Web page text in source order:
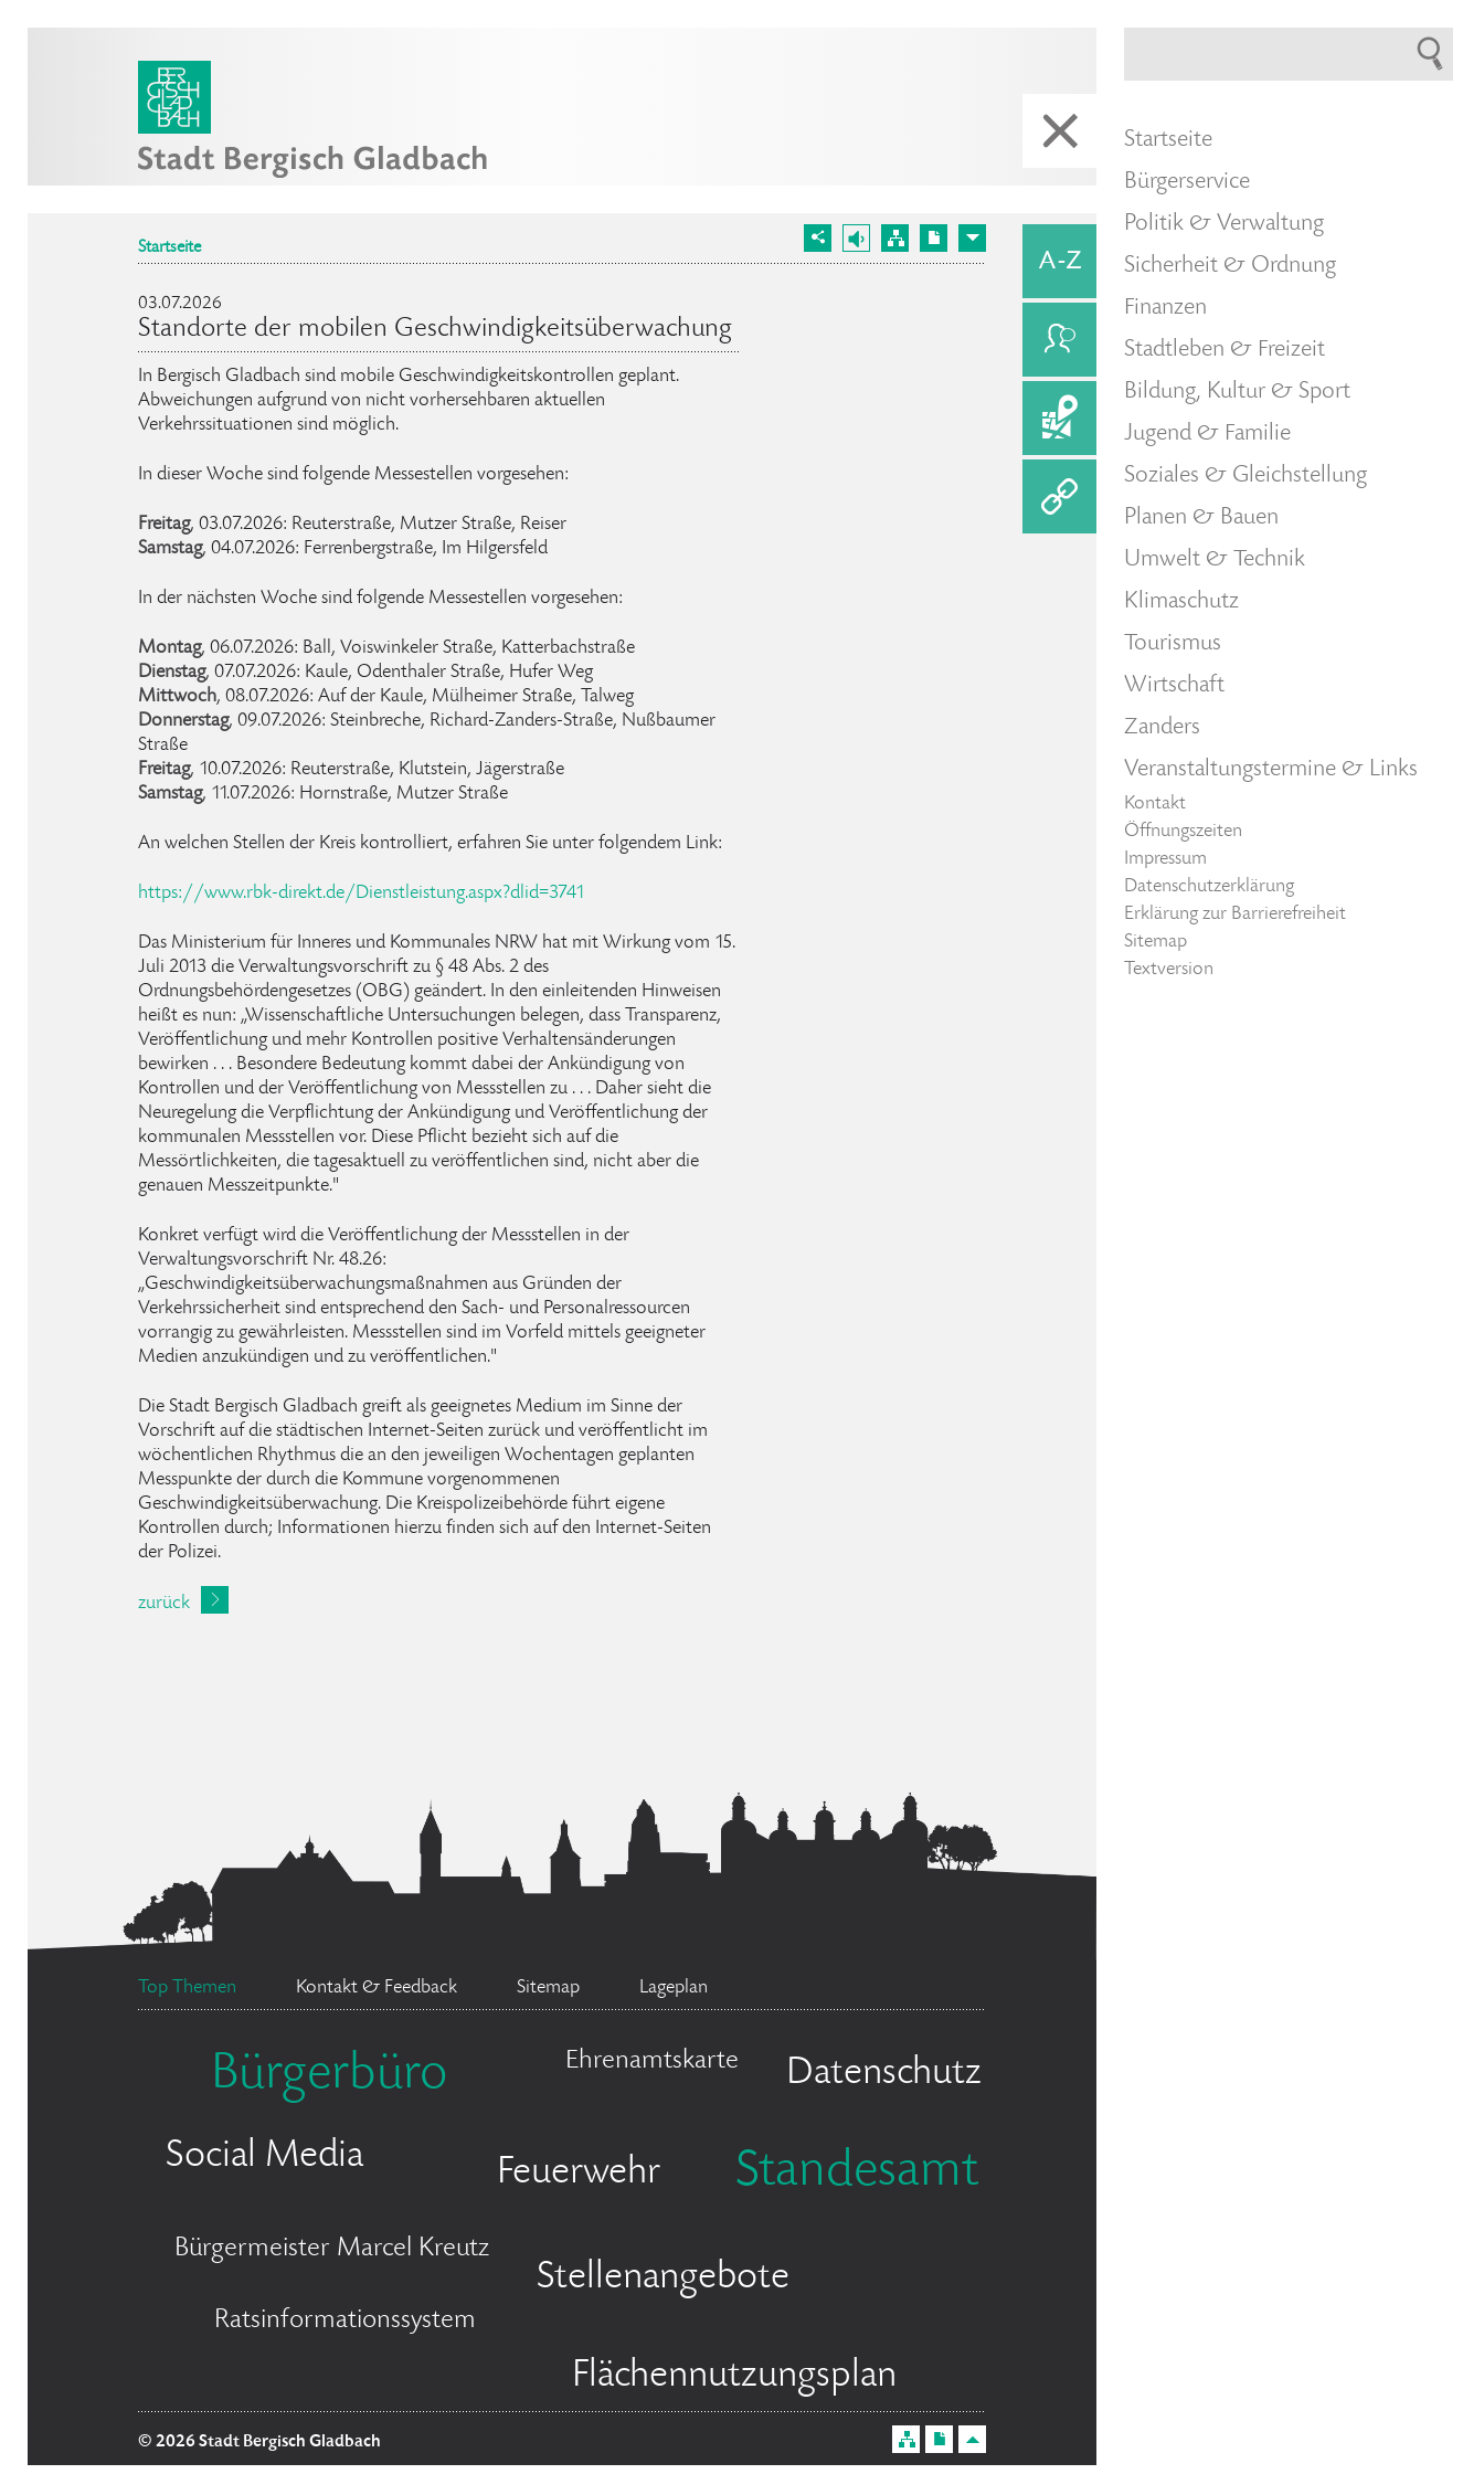
Startseite
03.07.2026
Standorte der mobilen Geschwindigkeitsüberwachung
In Bergisch Gladbach sind mobile Geschwindigkeitskontrollen geplant.
Abweichungen aufgrund von nicht vorhersehbaren aktuellen
Verkehrssituationen sind möglich.
In dieser Woche sind folgende Messestellen vorgesehen:
Freitag, 03.07.2026: Reuterstraße, Mutzer Straße, Reiser
Samstag, 04.07.2026: Ferrenbergstraße, Im Hilgersfeld
In der nächsten Woche sind folgende Messestellen vorgesehen:
Montag, 06.07.2026: Ball, Voiswinkeler Straße, Katterbachstraße
Dienstag, 07.07.2026: Kaule, Odenthaler Straße, Hufer Weg
Mittwoch, 08.07.2026: Auf der Kaule, Mülheimer Straße, Talweg
Donnerstag, 09.07.2026: Steinbreche, Richard-Zanders-Straße, Nußbaumer
Straße
Freitag, 10.07.2026: Reuterstraße, Klutstein, Jägerstraße
Samstag, 11.07.2026: Hornstraße, Mutzer Straße
An welchen Stellen der Kreis kontrolliert, erfahren Sie unter folgendem Link:
https://www.rbk-direkt.de/Dienstleistung.aspx?dlid=3741
Das Ministerium für Inneres und Kommunales NRW hat mit Wirkung vom 15.
Juli 2013 die Verwaltungsvorschrift zu § 48 Abs. 2 des
Ordnungsbehördengesetzes (OBG) geändert. In den einleitenden Hinweisen
heißt es nun: „Wissenschaftliche Untersuchungen belegen, dass Transparenz,
Veröffentlichung und mehr Kontrollen positive Verhaltensänderungen
bewirken . . . Besondere Bedeutung kommt dabei der Ankündigung von
Kontrollen und der Veröffentlichung von Messstellen zu . . . Daher sieht die
Neuregelung die Verpflichtung der Ankündigung und Veröffentlichung der
kommunalen Messstellen vor. Diese Pflicht bezieht sich auf die
Messörtlichkeiten, die tagesaktuell zu veröffentlichen sind, nicht aber die
genauen Messzeitpunkte."
Konkret verfügt wird die Veröffentlichung der Messstellen in der
Verwaltungsvorschrift Nr. 48.26:
„Geschwindigkeitsüberwachungsmaßnahmen aus Gründen der
Verkehrssicherheit sind entsprechend den Sach- und Personalressourcen
vorrangig zu gewährleisten. Messstellen sind im Vorfeld mittels geeigneter
Medien anzukündigen und zu veröffentlichen."
Die Stadt Bergisch Gladbach greift als geeignetes Medium im Sinne der
Vorschrift auf die städtischen Internet-Seiten zurück und veröffentlicht im
wöchentlichen Rhythmus die an den jeweiligen Wochentagen geplanten
Messpunkte der durch die Kommune vorgenommenen
Geschwindigkeitsüberwachung. Die Kreispolizeibehörde führt eigene
Kontrollen durch; Informationen hierzu finden sich auf den Internet-Seiten
der Polizei.
zurück
Top Themen Kontakt & Feedback Sitemap Lageplan
Bürgerbüro Ehrenamtskarte Datenschutz
Social Media Feuerwehr Standesamt
Bürgermeister Marcel Kreutz
Stellenangebote
Ratsinformationssystem
Flächennutzungsplan
© 2026 Stadt Bergisch Gladbach
Startseite
Bürgerservice
Politik & Verwaltung
Sicherheit & Ordnung
Finanzen
Stadtleben & Freizeit
Bildung, Kultur & Sport
Jugend & Familie
Soziales & Gleichstellung
Planen & Bauen
Umwelt & Technik
Klimaschutz
Tourismus
Wirtschaft
Zanders
Veranstaltungstermine & Links
Kontakt
Öffnungszeiten
Impressum
Datenschutzerklärung
Erklärung zur Barrierefreiheit
Sitemap
Textversion